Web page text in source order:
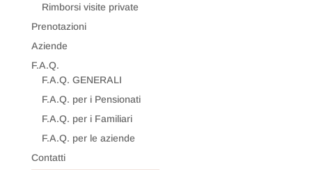
Rimborsi visite private
Prenotazioni
Aziende
F.A.Q.
F.A.Q. GENERALI
F.A.Q. per i Pensionati
F.A.Q. per i Familiari
F.A.Q. per le aziende
Contatti